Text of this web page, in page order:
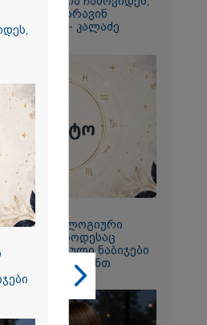
ფული... არავინ
არაა" - კალაძე
08-2026
ასტროლოგიური
- დღე, როდესაც
და გაბედული ნაბიჯები
მიგიყვანთ